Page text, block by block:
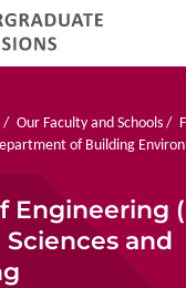
Our Faculty and Schools
of Building
Engineering
and